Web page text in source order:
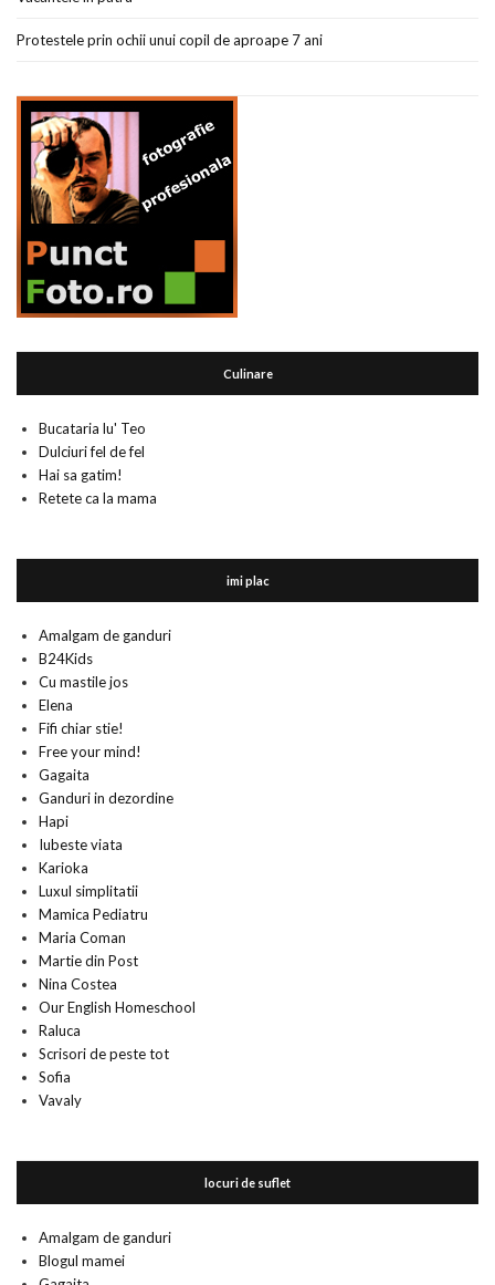
Protestele prin ochii unui copil de aproape 7 ani
Culinare
Bucataria lu' Teo
Dulciuri fel de fel
Hai sa gatim!
Retete ca la mama
imi plac
Amalgam de ganduri
B24Kids
Cu mastile jos
Elena
Fifi chiar stie!
Free your mind!
Gagaita
Ganduri in dezordine
Hapi
Iubeste viata
Karioka
Luxul simplitatii
Mamica Pediatru
Maria Coman
Martie din Post
Nina Costea
Our English Homeschool
Raluca
Scrisori de peste tot
Sofia
Vavaly
locuri de suflet
Amalgam de ganduri
Blogul mamei